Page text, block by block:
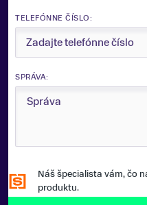
TELEFÓNNE ČÍSLO:
SPRÁVA:
Náš špecialista vám, čo
produktu.